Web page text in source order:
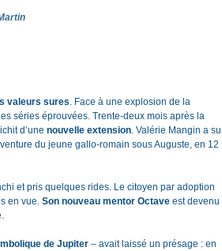
valeurs sures. Face à une explosion de la
séries éprouvées. Trente-deux mois après la
d’une nouvelle extension. Valérie Mangin a su
du jeune gallo-romain sous Auguste, en 12
et pris quelques rides. Le citoyen par adoption
en vue. Son nouveau mentor Octave est devenu
de Jupiter – avait laissé un présage : en